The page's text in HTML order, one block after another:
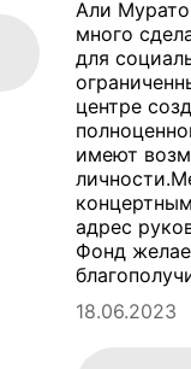
Али
много
для
центре
имеют
адрес
Фонд
18.06.2023